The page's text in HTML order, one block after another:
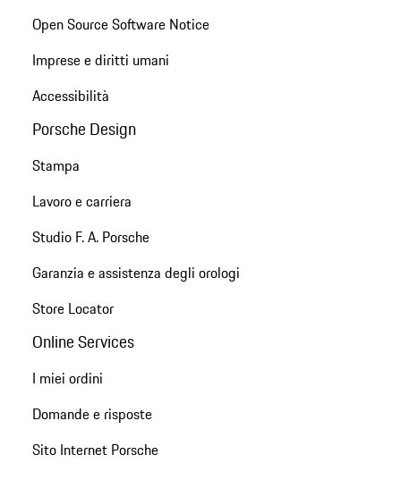
Open Source Software Notice
Imprese e diritti umani
Accessibilità
Porsche Design
Stampa
Lavoro e carriera
Studio F. A. Porsche
Garanzia e assistenza degli orologi
Store Locator
Online Services
I miei ordini
Domande e risposte
Sito Internet Porsche